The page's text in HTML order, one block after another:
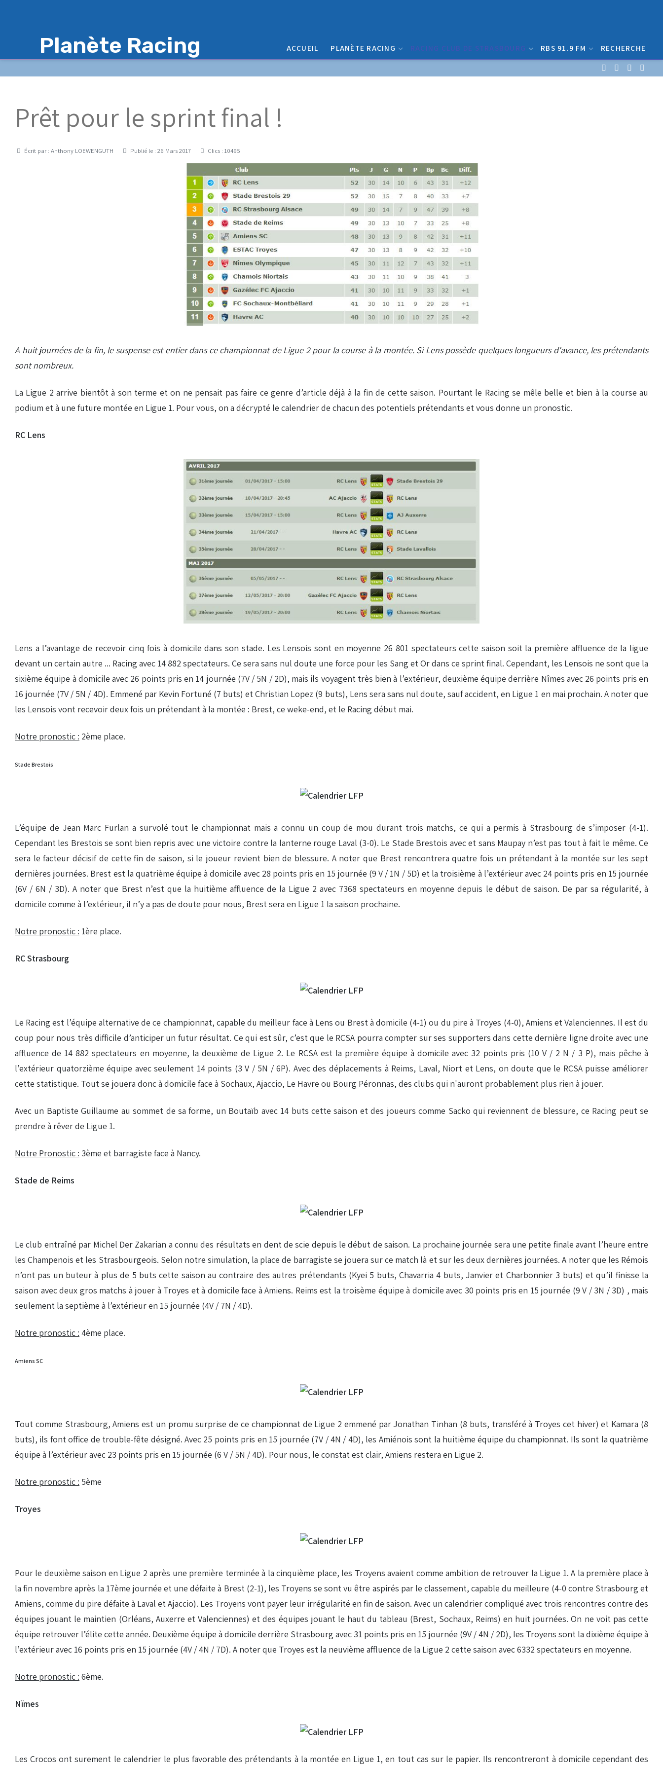
Planète Racing ACCUEIL PLANÈTE RACING RACING CLUB DE STRASBOURG RBS 91.9 FM RECHERCHE
Prêt pour le sprint final !
DétailsÉcrit par : Anthony LOEWENGUTH Publié le : 26 Mars 2017 Clics : 10495
A huit journées de la fin, le suspense est entier dans ce championnat de Ligue 2 pour la course à la montée. Si Lens possède quelques longueurs d'avance, les prétendants
sont nombreux.
La Ligue 2 arrive bientôt à son terme et on ne pensait pas faire ce genre d’article déjà à la fin de cette saison. Pourtant le Racing se mêle belle et bien à la course au
podium et à une future montée en Ligue 1. Pour vous, on a décrypté le calendrier de chacun des potentiels prétendants et vous donne un pronostic.
RC Lens
Lens a l’avantage de recevoir cinq fois à domicile dans son stade. Les Lensois sont en moyenne 26 801 spectateurs cette saison soit la première affluence de la ligue
devant un certain autre ... Racing avec 14 882 spectateurs. Ce sera sans nul doute une force pour les Sang et Or dans ce sprint final. Cependant, les Lensois ne sont que la
sixième équipe à domicile avec 26 points pris en 14 journée (7V / 5N / 2D), mais ils voyagent très bien à l’extérieur, deuxième équipe derrière Nîmes avec 26 points pris en
16 journée (7V / 5N / 4D). Emmené par Kevin Fortuné (7 buts) et Christian Lopez (9 buts), Lens sera sans nul doute, sauf accident, en Ligue 1 en mai prochain. A noter que
les Lensois vont recevoir deux fois un prétendant à la montée : Brest, ce weke-end, et le Racing début mai.
Notre pronostic : 2ème place.
Stade Brestois
L’équipe de Jean Marc Furlan a survolé tout le championnat mais a connu un coup de mou durant trois matchs, ce qui a permis à Strasbourg de s’imposer (4-1).
Cependant les Brestois se sont bien repris avec une victoire contre la lanterne rouge Laval (3-0). Le Stade Brestois avec et sans Maupay n’est pas tout à fait le même. Ce
sera le facteur décisif de cette fin de saison, si le joueur revient bien de blessure. A noter que Brest rencontrera quatre fois un prétendant à la montée sur les sept
dernières journées. Brest est la quatrième équipe à domicile avec 28 points pris en 15 journée (9 V / 1N / 5D) et la troisième à l’extérieur avec 24 points pris en 15 journée
(6V / 6N / 3D). A noter que Brest n’est que la huitième affluence de la Ligue 2 avec 7368 spectateurs en moyenne depuis le début de saison. De par sa régularité, à
domicile comme à l’extérieur, il n’y a pas de doute pour nous, Brest sera en Ligue 1 la saison prochaine.
Notre pronostic : 1ère place.
RC Strasbourg
Le Racing est l’équipe alternative de ce championnat, capable du meilleur face à Lens ou Brest à domicile (4-1) ou du pire à Troyes (4-0), Amiens et Valenciennes. Il est du
coup pour nous très difficile d’anticiper un futur résultat. Ce qui est sûr, c’est que le RCSA pourra compter sur ses supporters dans cette dernière ligne droite avec une
affluence de 14 882 spectateurs en moyenne, la deuxième de Ligue 2. Le RCSA est la première équipe à domicile avec 32 points pris (10 V / 2 N / 3 P), mais pêche à
l’extérieur quatorzième équipe avec seulement 14 points (3 V / 5N / 6P). Avec des déplacements à Reims, Laval, Niort et Lens, on doute que le RCSA puisse améliorer
cette statistique. Tout se jouera donc à domicile face à Sochaux, Ajaccio, Le Havre ou Bourg Péronnas, des clubs qui n'auront probablement plus rien à jouer.
Avec un Baptiste Guillaume au sommet de sa forme, un Boutaïb avec 14 buts cette saison et des joueurs comme Sacko qui reviennent de blessure, ce Racing peut se
prendre à rêver de Ligue 1.
Notre Pronostic : 3ème et barragiste face à Nancy.
Stade de Reims
Le club entraîné par Michel Der Zakarian a connu des résultats en dent de scie depuis le début de saison. La prochaine journée sera une petite finale avant l’heure entre
les Champenois et les Strasbourgeois. Selon notre simulation, la place de barragiste se jouera sur ce match là et sur les deux dernières journées. A noter que les Rémois
n’ont pas un buteur à plus de 5 buts cette saison au contraire des autres prétendants (Kyei 5 buts, Chavarria 4 buts, Janvier et Charbonnier 3 buts) et qu’il finisse la
saison avec deux gros matchs à jouer à Troyes et à domicile face à Amiens. Reims est la troisème équipe à domicile avec 30 points pris en 15 journée (9 V / 3N / 3D) , mais
seulement la septième à l’extérieur en 15 journée (4V / 7N / 4D).
Notre pronostic : 4ème place.
Amiens SC
Tout comme Strasbourg, Amiens est un promu surprise de ce championnat de Ligue 2 emmené par Jonathan Tinhan (8 buts, transféré à Troyes cet hiver) et Kamara (8
buts), ils font office de trouble-fête désigné. Avec 25 points pris en 15 journée (7V / 4N / 4D), les Amiénois sont la huitième équipe du championnat. Ils sont la quatrième
équipe à l’extérieur avec 23 points pris en 15 journée (6 V / 5N / 4D). Pour nous, le constat est clair, Amiens restera en Ligue 2.
Notre pronostic : 5ème
Troyes
Pour le deuxième saison en Ligue 2 après une première terminée à la cinquième place, les Troyens avaient comme ambition de retrouver la Ligue 1. A la première place à
la fin novembre après la 17ème journée et une défaite à Brest (2-1), les Troyens se sont vu être aspirés par le classement, capable du meilleure (4-0 contre Strasbourg et
Amiens, comme du pire défaite à Laval et Ajaccio). Les Troyens vont payer leur irrégularité en fin de saison. Avec un calendrier compliqué avec trois rencontres contre des
équipes jouant le maintien (Orléans, Auxerre et Valenciennes) et des équipes jouant le haut du tableau (Brest, Sochaux, Reims) en huit journées. On ne voit pas cette
équipe retrouver l’élite cette année. Deuxième équipe à domicile derrière Strasbourg avec 31 points pris en 15 journée (9V / 4N / 2D), les Troyens sont la dixième équipe à
l’extérieur avec 16 points pris en 15 journée (4V / 4N / 7D). A noter que Troyes est la neuvième affluence de la Ligue 2 cette saison avec 6332 spectateurs en moyenne.
Notre pronostic : 6ème.
Nïmes
Les Crocos ont surement le calendrier le plus favorable des prétendants à la montée en Ligue 1, en tout cas sur le papier. Ils rencontreront à domicile cependant des